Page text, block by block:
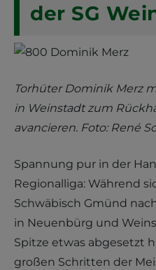
der SG
Torhüter Dominik Merz
in Weinstadt zum
avancieren. Foto: René
Spannung pur in der
Regionalliga: Während
Schwäbisch Gmünd
in Neuenbürg und
Spitze etwas abgesetzt
großen Schritten der